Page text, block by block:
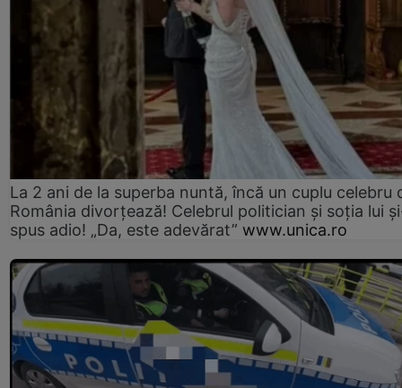
La 2 ani de la superba nuntă, încă un cuplu celebru
România divorțează! Celebrul politician și soția lui
spus adio! „Da, este adevărat” www.unica.ro